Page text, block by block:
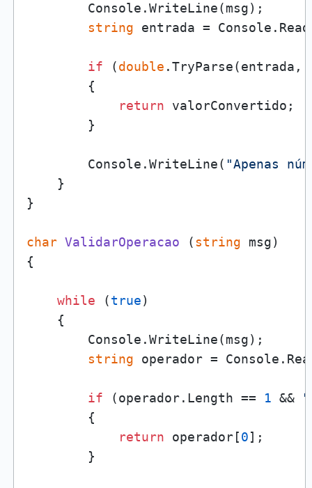
        Console.WriteLine(msg);
string entrada =
if (double .TryParse(entrada,
        {
return valorConvertido;
        }
        Console.WriteLine(
"Apenas
    }
}
char ValidarOperacao (string msg)
{
while (true)
    {
        Console.WriteLine(msg);
string operador =
if (operador.Length == 1 &&
        {
return operador[0];
        }